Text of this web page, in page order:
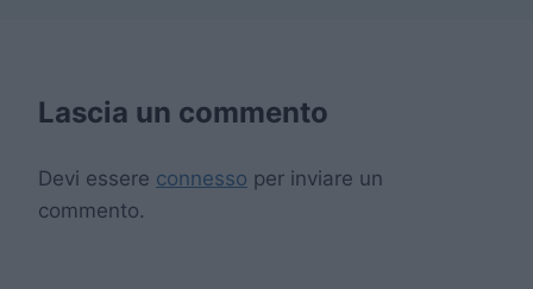
Lascia un commento
Devi essere connesso per inviare un
commento.